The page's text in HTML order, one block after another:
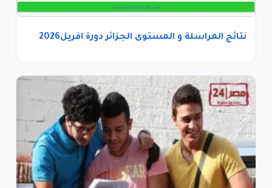
نتائج المراسلة و المستوى الجزائر دورة افريل2026